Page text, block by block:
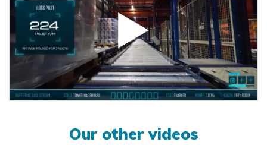
Our other videos